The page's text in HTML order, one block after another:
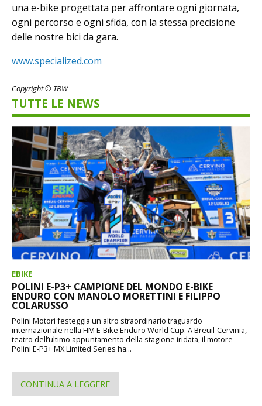
una e-bike progettata per affrontare ogni giornata,
ogni percorso e ogni sfida, con la stessa precisione
delle nostre bici da gara.
www.specialized.com
Copyright © TBW
TUTTE LE NEWS
EBIKE
POLINI E-P3+ CAMPIONE DEL MONDO E-BIKE
ENDURO CON MANOLO MORETTINI E FILIPPO
COLARUSSO
Polini Motori festeggia un altro straordinario traguardo
internazionale nella FIM E-Bike Enduro World Cup. A Breuil-Cervinia,
teatro dell’ultimo appuntamento della stagione iridata, il motore
Polini E-P3+ MX Limited Series ha...
CONTINUA A LEGGERE